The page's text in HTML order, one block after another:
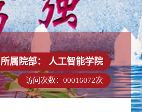
所属院部： 人工智能学院
访问次数： 00016072次